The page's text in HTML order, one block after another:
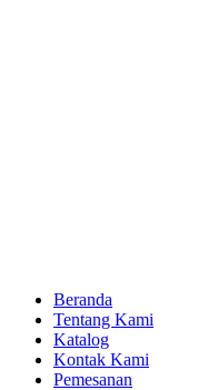
Beranda
Tentang Kami
Katalog
Kontak Kami
Pemesanan